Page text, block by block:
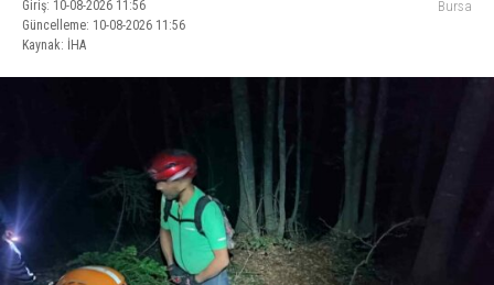
Giriş: 10-08-2026 11:56
Güncelleme: 10-08-2026 11:56
Kaynak: İHA
Bursa